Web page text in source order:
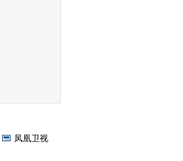
凤凰卫视